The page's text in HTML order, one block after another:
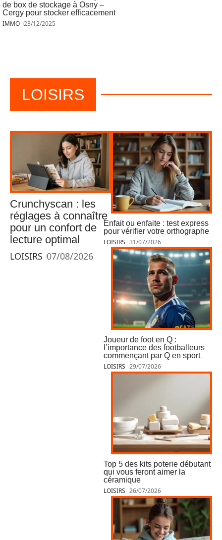
de box de stockage à Osny –
Cergy pour stocker efficacement
IMMO 23/12/2025
LOISIRS
Crunchyscan : les
réglages à connaître
pour un confort de
lecture optimal
LOISIRS 07/08/2026
Enfait ou enfaite : test express
pour vérifier votre orthographe
LOISIRS 31/07/2026
Joueur de foot en Q :
l’importance des footballeurs
commençant par Q en sport
LOISIRS 29/07/2026
Top 5 des kits poterie débutant
qui vous feront aimer la
céramique
LOISIRS 26/07/2026